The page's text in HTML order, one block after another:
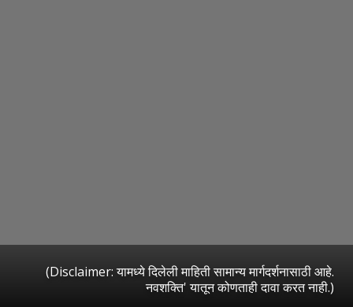
(Disclaimer: यामध्ये दिलेली माहिती सामान्य मार्गदर्शनासाठी आहे.
नवशक्ति' यातून कोणताही दावा करत नाही.)